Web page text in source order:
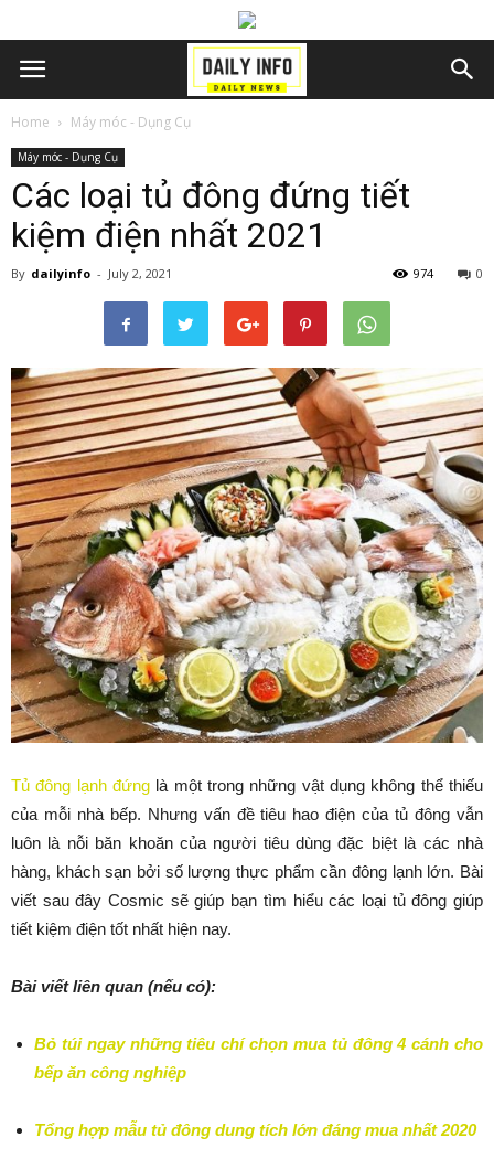
Home Máy móc - Dụng Cụ
Máy móc - Dụng Cụ
Các loại tủ đông đứng tiết
kiệm điện nhất 2021
By dailyinfo - July 2, 2021 0
974
Tủ đông lạnh đứng là một trong những vật dụng không thể thiếu
của mỗi nhà bếp. Nhưng vấn đề tiêu hao điện của tủ đông vẫn
luôn là nỗi băn khoăn của người tiêu dùng đặc biệt là các nhà
hàng, khách sạn bởi số lượng thực phẩm cần đông lạnh lớn. Bài
viết sau đây Cosmic sẽ giúp bạn tìm hiểu các loại tủ đông giúp
tiết kiệm điện tốt nhất hiện nay.
Bài viết liên quan (nếu có):
Bỏ túi ngay những tiêu chí chọn mua tủ đông 4 cánh cho
bếp ăn công nghiệp
Tổng hợp mẫu tủ đông dung tích lớn đáng mua nhất 2020